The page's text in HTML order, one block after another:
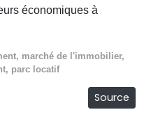
économiques à
, marché de l'immobilier,
, parc locatif
Source